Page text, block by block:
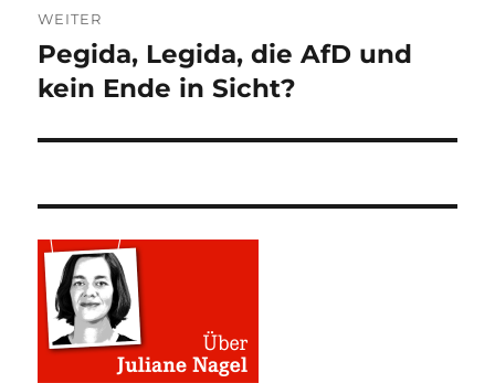
WEITER
Nächster
Beitrag:
Pegida, Legida, die AfD und
kein Ende in Sicht?